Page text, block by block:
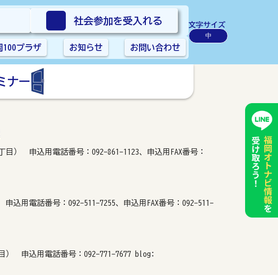
社会参加を受入れる
100プラザ お知らせ お問い合わせ
文字サイズ
中
ナー
申込用電話番号：092-861-1123、申込用FAX番号：
用電話番号：092-511-7255、申込用FAX番号：092-511-
申込用電話番号：092-771-7677 blog: